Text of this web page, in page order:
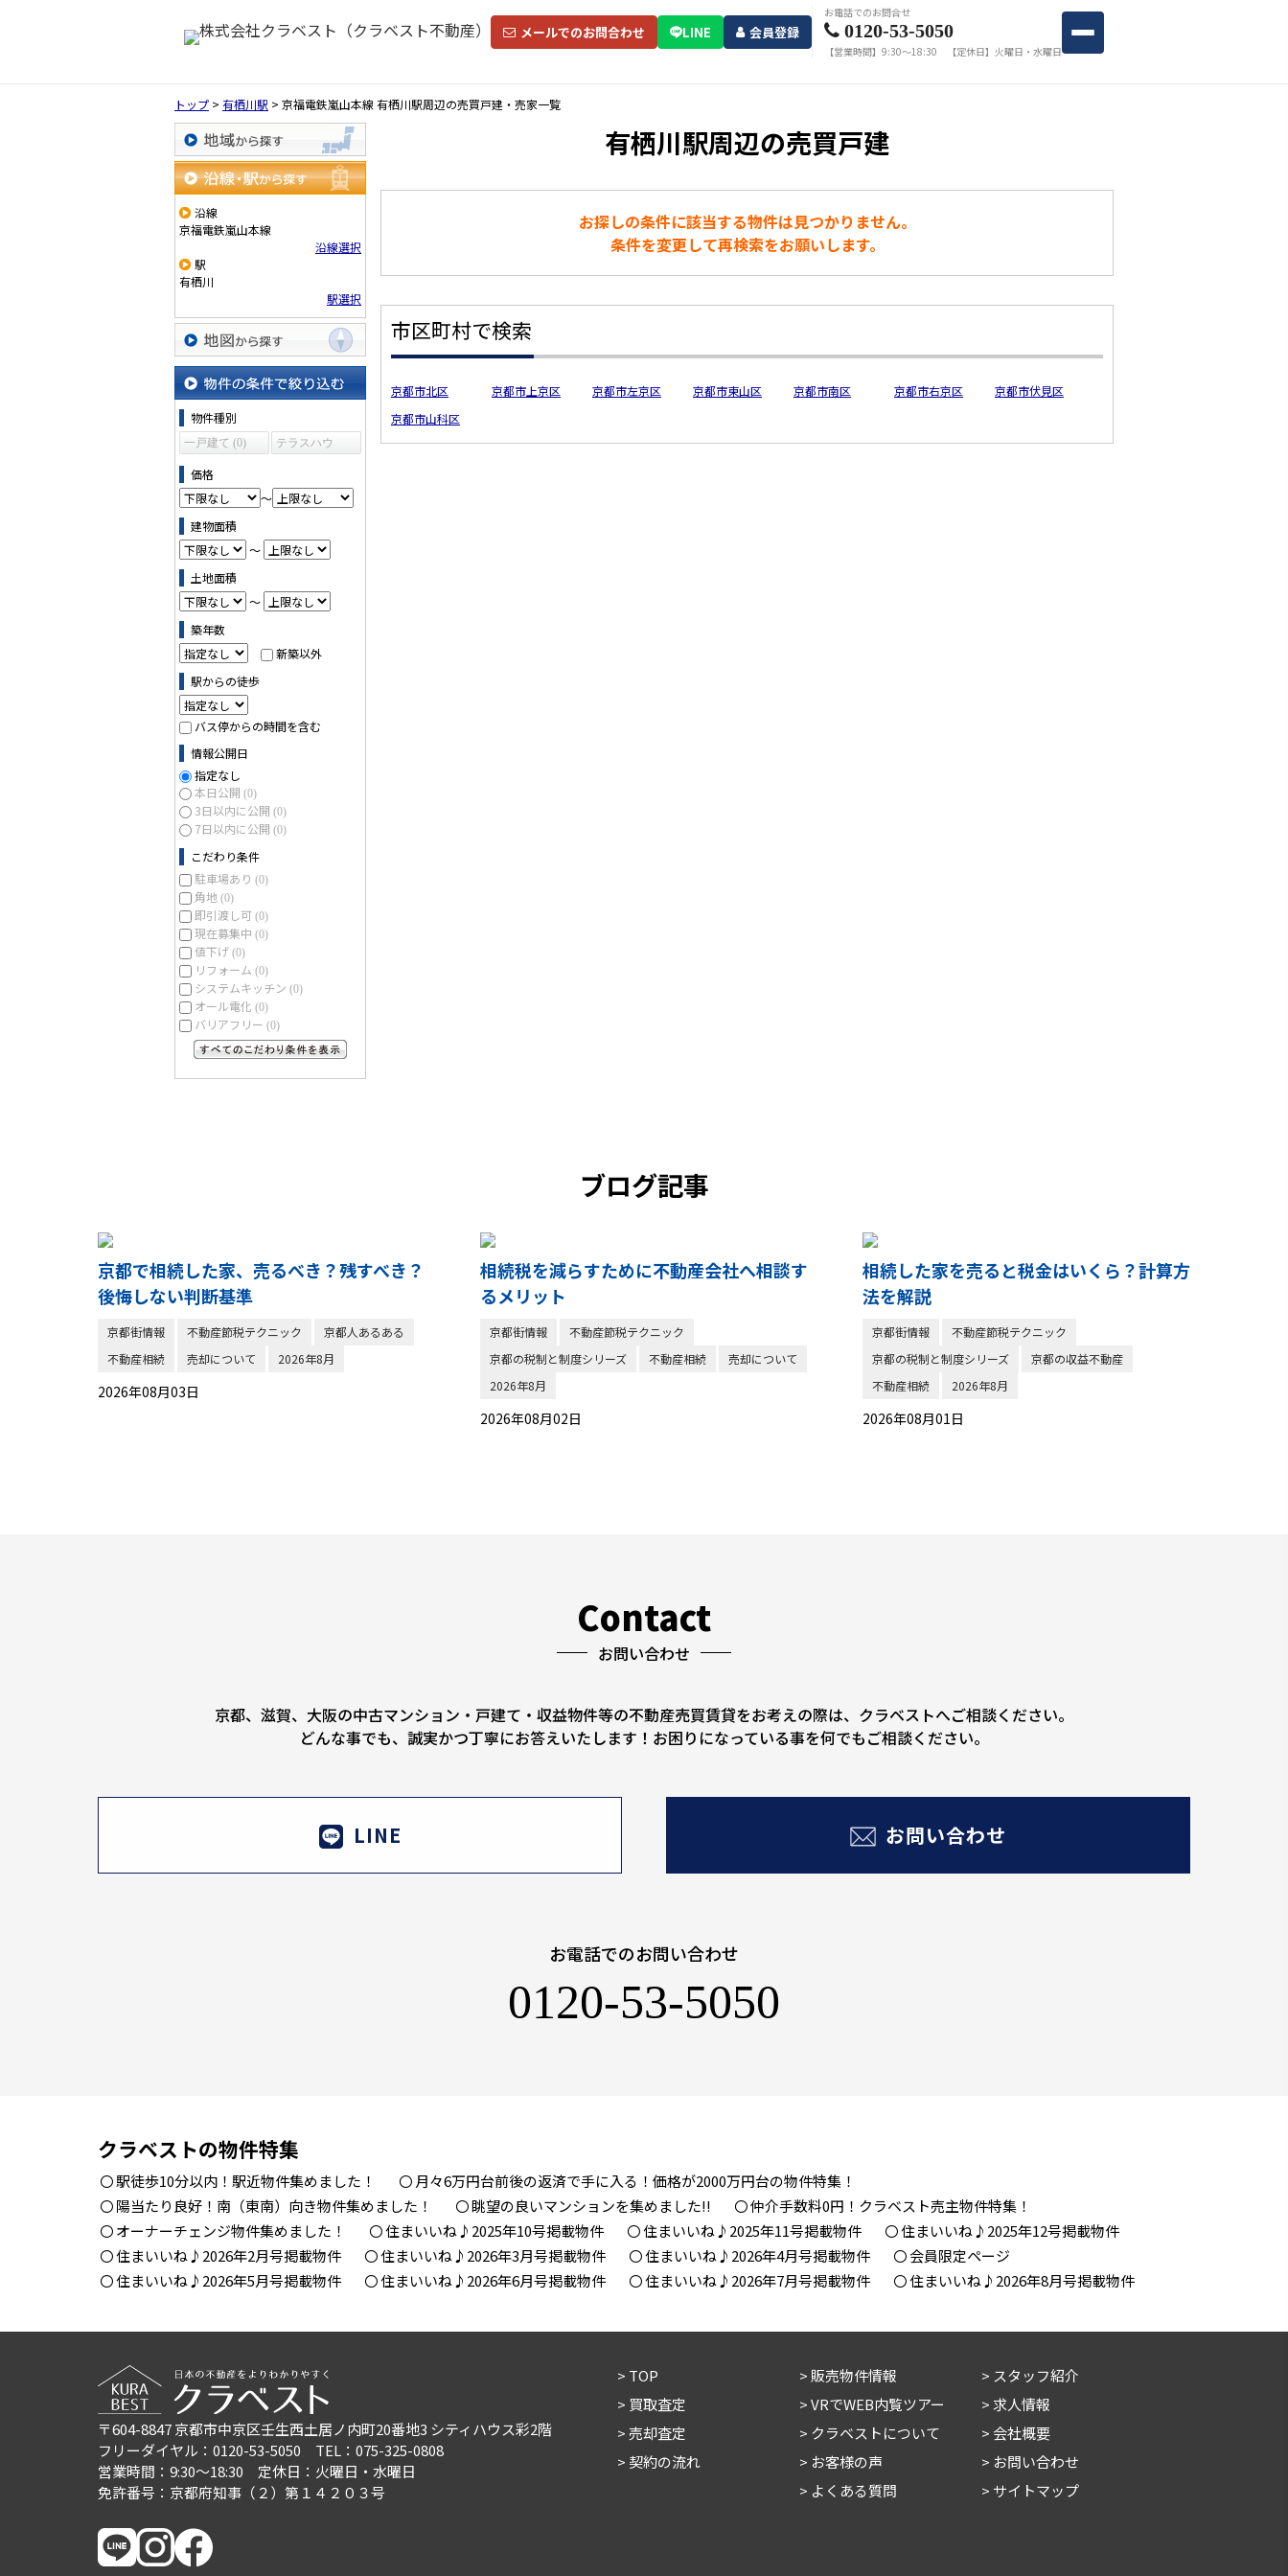
メールでのお問合わせ LINE 会員登録
お電話でのお問合せ
0120-53-5050
【営業時間】9:30〜18:30 【定休日】火曜日・水曜日
トップ > 有栖川駅 > 京福電鉄嵐山本線 有栖川駅周辺の売買戸建・売家一覧
地域から探す
沿線・駅から探す
沿線
京福電鉄嵐山本線
沿線選択
駅
有栖川
駅選択
地図から探す
物件の条件で絞り込む
物件種別
一戸建て (0)
テラスハウ
価格
～
建物面積
～
土地面積
～
築年数
新築以外
駅からの徒歩
バス停からの時間を含む
情報公開日
指定なし
本日公開 (0)
3日以内に公開 (0)
7日以内に公開 (0)
こだわり条件
駐車場あり (0)
角地 (0)
即引渡し可 (0)
現在募集中 (0)
値下げ (0)
リフォーム (0)
システムキッチン (0)
オール電化 (0)
バリアフリー (0)
有栖川駅周辺の売買戸建
お探しの条件に該当する物件は見つかりません。
条件を変更して再検索をお願いします。
市区町村で検索
京都市北区 京都市上京区 京都市左京区 京都市東山区 京都市南区 京都市右京区
京都市伏見区
京都市山科区
ブログ記事
京都で相続した家、売るべき？残すべき？
後悔しない判断基準
京都街情報 不動産節税テクニック
京都人あるある
不動産相続
売却について 2026年8月
2026年08月03日
相続税を減らすために不動産会社へ相談す
るメリット
京都街情報
不動産節税テクニック
京都の税制と制度シリーズ
不動産相続
売却について
2026年8月
2026年08月02日
相続した家を売ると税金はいくら？計算方
法を解説
京都街情報
不動産節税テクニック
京都の税制と制度シリーズ
京都の収益不動産
不動産相続
2026年8月
2026年08月01日
Contact
お問い合わせ
京都、滋賀、大阪の中古マンション・戸建て・収益物件等の不動産売買賃貸をお考えの際は、クラベストへご相談ください。
どんな事でも、誠実かつ丁寧にお答えいたします！お困りになっている事を何でもご相談ください。
LINE お問い合わせ
お電話でのお問い合わせ
0120-53-5050
クラベストの物件特集
駅徒歩10分以内！駅近物件集めました！
月々6万円台前後の返済で手に入る！価格が2000万円台の物件特集！
陽当たり良好！南（東南）向き物件集めました！
眺望の良いマンションを集めました!!
仲介手数料0円！クラベスト売主物件特集！
オーナーチェンジ物件集めました！
住まいいね♪2025年10号掲載物件 住まいいね♪2025年11号掲載物件
住まいいね♪2025年12号掲載物件
住まいいね♪2026年2月号掲載物件
住まいいね♪2026年3月号掲載物件 住まいいね♪2026年4月号掲載物件
会員限定ページ
住まいいね♪2026年5月号掲載物件
住まいいね♪2026年6月号掲載物件 住まいいね♪2026年7月号掲載物件 住まいいね♪2026年8月号掲載物件
〒604-8847京都市中京区壬生西土居ノ内町20番地3 シティハウス彩2階
フリーダイヤル：0120-53-5050
TEL：075-325-0808
営業時間：9:30〜18:30 定休日：火曜日・水曜日
免許番号：京都府知事（２）第１４２０３号
TOP
買取査定
売却査定
契約の流れ
販売物件情報
VRでWEB内覧ツアー
クラベストについて
お客様の声
よくある質問
スタッフ紹介
求人情報
会社概要
お問い合わせ
サイトマップ